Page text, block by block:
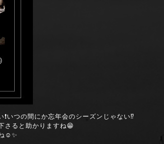
いつの間にか忘年会のシーズンじゃない⁉️
さると助かりますね😁
☺️✨